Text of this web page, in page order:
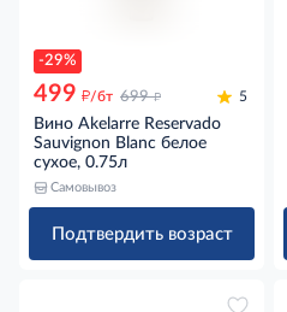
-29%
499 д/бт 699 д 5
Вино Akelarre Reservado
Sauvignon Blanc белое
сухое, 0.75л
Самовывоз
Подтвердить возраст